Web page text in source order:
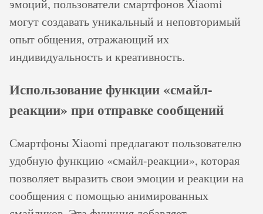
эмоций, пользователи смартфонов Xiaomi
могут создавать уникальный и неповторимый
опыт общения, отражающий их
индивидуальность и креативность.
Использование функции «смайл-
реакции» при отправке сообщений
Смартфоны Xiaomi предлагают пользователю
удобную функцию «смайл-реакции», которая
позволяет выразить свои эмоции и реакции на
сообщения с помощью анимированных